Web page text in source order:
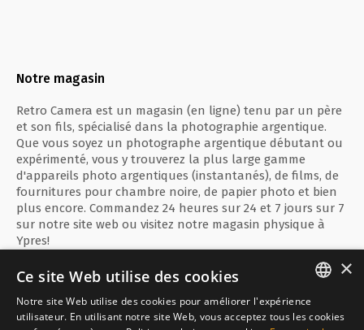
Notre magasin
Retro Camera est un magasin (en ligne) tenu par un père
et son fils, spécialisé dans la photographie argentique.
Que vous soyez un photographe argentique débutant ou
expérimenté, vous y trouverez la plus large gamme
d'appareils photo argentiques (instantanés), de films, de
fournitures pour chambre noire, de papier photo et bien
plus encore. Commandez 24 heures sur 24 et 7 jours sur 7
sur notre site web ou visitez notre magasin physique à
Ypres!
Paiement sécurisé avec
ENGLISH
×
Ce site Web utilise des cookies
Notre site Web utilise des cookies pour améliorer l'expérience
utilisateur. En utilisant notre site Web, vous acceptez tous les cookies